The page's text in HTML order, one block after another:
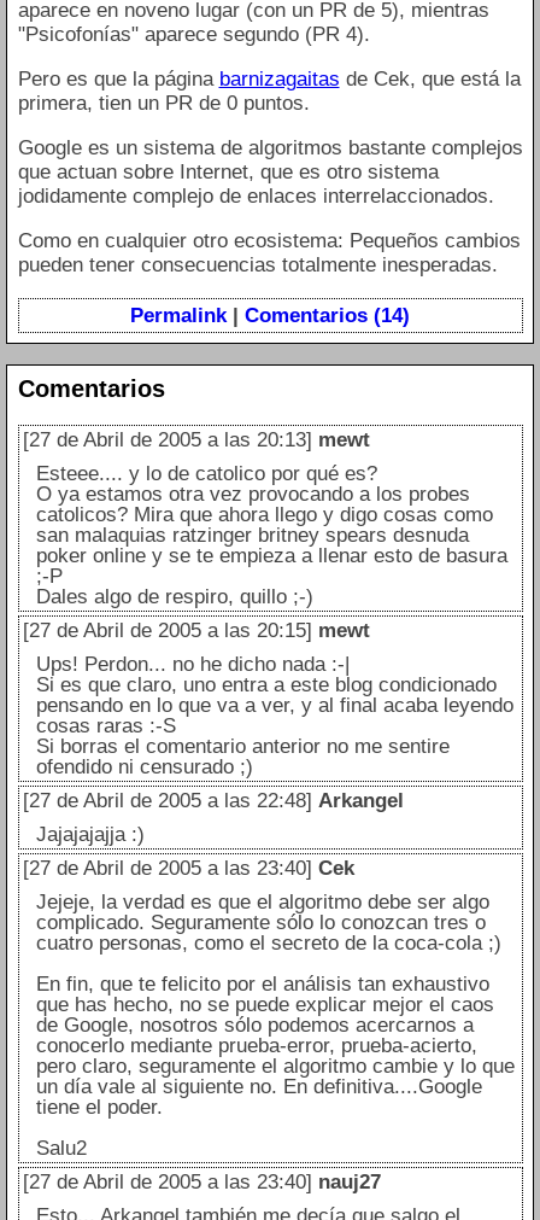
aparece en noveno lugar (con un PR de 5), mientras
"Psicofonías" aparece segundo (PR 4).
Pero es que la página barnizagaitas de Cek, que está la
primera, tien un PR de 0 puntos.
Google es un sistema de algoritmos bastante complejos
que actuan sobre Internet, que es otro sistema
jodidamente complejo de enlaces interrelaccionados.
Como en cualquier otro ecosistema: Pequeños cambios
pueden tener consecuencias totalmente inesperadas.
Permalink | Comentarios (14)
Comentarios
[27 de Abril de 2005 a las 20:13] mewt
Esteee.... y lo de catolico por qué es?
O ya estamos otra vez provocando a los probes
catolicos? Mira que ahora llego y digo cosas como
san malaquias ratzinger britney spears desnuda
poker online y se te empieza a llenar esto de basura
;-P
Dales algo de respiro, quillo ;-)
[27 de Abril de 2005 a las 20:15] mewt
Ups! Perdon... no he dicho nada :-|
Si es que claro, uno entra a este blog condicionado
pensando en lo que va a ver, y al final acaba leyendo
cosas raras :-S
Si borras el comentario anterior no me sentire
ofendido ni censurado ;)
[27 de Abril de 2005 a las 22:48] Arkangel
Jajajajajja :)
[27 de Abril de 2005 a las 23:40] Cek
Jejeje, la verdad es que el algoritmo debe ser algo
complicado. Seguramente sólo lo conozcan tres o
cuatro personas, como el secreto de la coca-cola ;)
En fin, que te felicito por el análisis tan exhaustivo
que has hecho, no se puede explicar mejor el caos
de Google, nosotros sólo podemos acercarnos a
conocerlo mediante prueba-error, prueba-acierto,
pero claro, seguramente el algoritmo cambie y lo que
un día vale al siguiente no. En definitiva....Google
tiene el poder.
Salu2
[27 de Abril de 2005 a las 23:40] nauj27